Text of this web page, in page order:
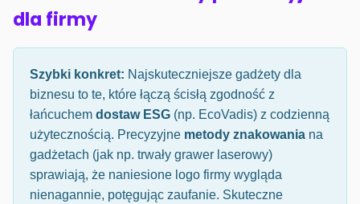
dla firmy
Szybki konkret: Najskuteczniejsze gadżety dla
biznesu to te, które łączą ścisłą zgodność z
łańcuchem dostaw ESG (np. EcoVadis) z codzienną
użytecznością. Precyzyjne metody znakowania na
gadżetach (jak np. trwały grawer laserowy)
sprawiają, że naniesione logo firmy wygląda
nienagannie, potęgując zaufanie. Skuteczne